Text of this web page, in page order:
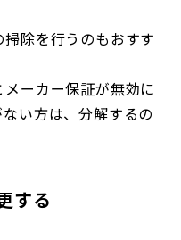
除を行うのもおすす
ーカー保証が無効に
い方は、分解するの
する